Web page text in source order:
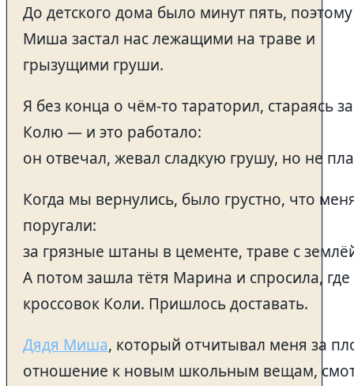
До детского дома было минут пять,
Миша застал нас лежащими на траве и
грызущими груши.
Я без конца о чём-то тараторил, стараясь
Колю — и это работало:
он отвечал, жевал сладкую грушу, но не
Когда мы вернулись, было грустно, что
поругали:
за грязные штаны в цементе, траве с
А потом зашла тётя Марина и спросила, где
кроссовок Коли. Пришлось доставать.
Дядя Миша, который отчитывал меня за
отношение к новым школьным вещам,